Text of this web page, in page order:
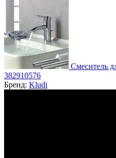
Смеситель
382910576
Бренд: Kludi